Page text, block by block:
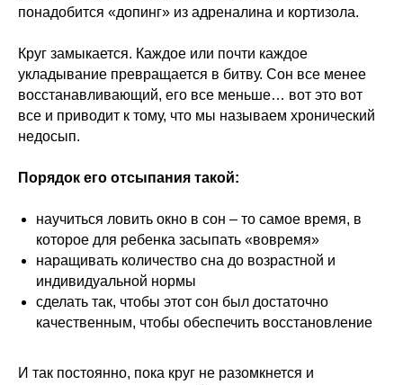
понадобится «допинг» из адреналина и кортизола.
Круг замыкается. Каждое или почти каждое
укладывание превращается в битву. Сон все менее
восстанавливающий, его все меньше… вот это вот
все и приводит к тому, что мы называем хронический
недосып.
Порядок его отсыпания такой:
научиться ловить окно в сон – то самое время, в
которое для ребенка засыпать «вовремя»
наращивать количество сна до возрастной и
индивидуальной нормы
сделать так, чтобы этот сон был достаточно
качественным, чтобы обеспечить восстановление
И так постоянно, пока круг не разомкнется и